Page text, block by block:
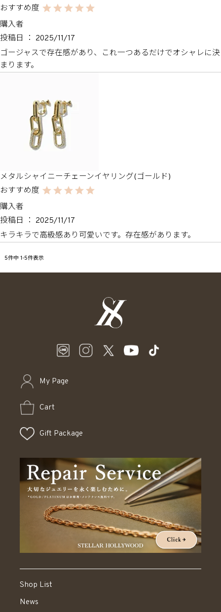
購入者
投稿日
2025/11/17
ゴージャスで存在感があり、これ一つあるだけでオシャレに決
まります。
メタルシャイニーチェーンイヤリング(ゴールド)
購入者
投稿日
2025/11/17
キラキラで高級感あり可愛いです。存在感があります。
5件中 1-5件表示
My Page
Cart
Gift Package
Shop List
News